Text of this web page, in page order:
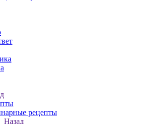
рецепты
Назад